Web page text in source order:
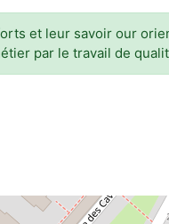
et leur savoir our
par le travail de